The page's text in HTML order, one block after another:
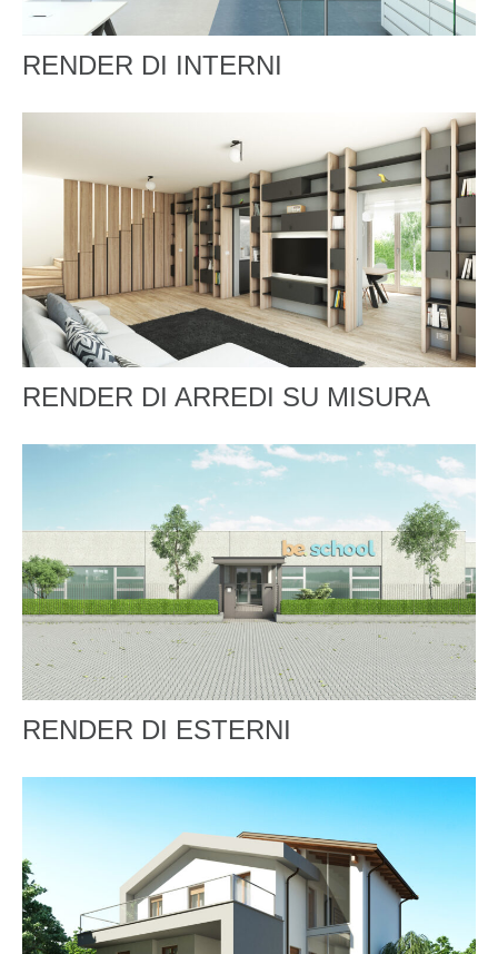
RENDER DI INTERNI
RENDER DI ARREDI SU MISURA
RENDER DI ESTERNI